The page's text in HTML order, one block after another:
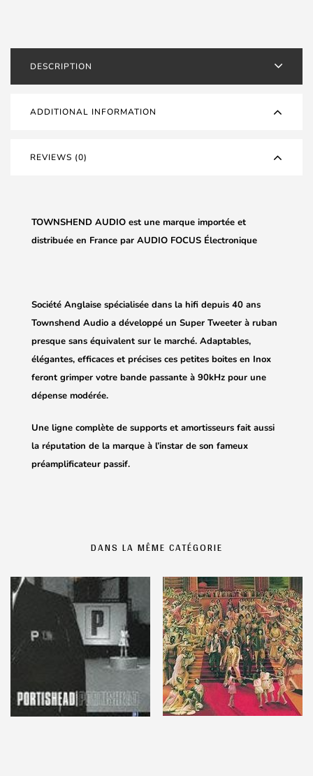
DESCRIPTION
ADDITIONAL INFORMATION
REVIEWS (0)
TOWNSHEND AUDIO est une marque importée et
distribuée en France par AUDIO FOCUS Électronique
Société Anglaise spécialisée dans la hifi depuis 40 ans
Townshend Audio a développé un Super Tweeter à ruban
presque sans équivalent sur le marché. Adaptables,
élégantes, efficaces et précises ces petites boites en Inox
feront grimper votre bande passante à 90kHz pour une
dépense modérée.
Une ligne complète de supports et amortisseurs fait aussi
la réputation de la marque à l’instar de son fameux
préamplificateur passif.
DANS LA MÊME CATÉGORIE